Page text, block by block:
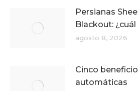
Persianas
Blackout:
agosto 8, 2026
Cinco
automáticas